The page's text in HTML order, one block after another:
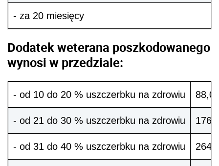
- za 20 miesięcy
Dodatek weterana poszkodowanego
wynosi w przedziale:
- od 10 do 20 % uszczerbku na zdrowiu
- od 21 do 30 % uszczerbku na zdrowiu
- od 31 do 40 % uszczerbku na zdrowiu